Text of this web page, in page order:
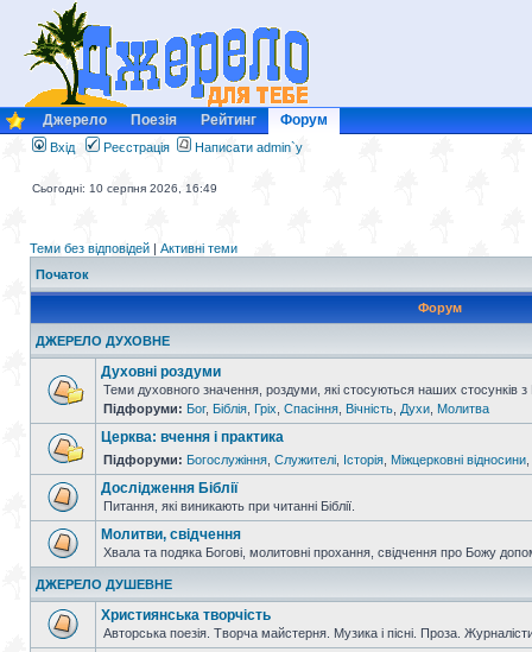
Джерело Поезія Рейтинг Форум
Вхід Реєстрація Написати admin`у
Сьогодні: 10 серпня 2026, 16:49
Теми без відповідей | Активні теми
Початок
Форум
ДЖЕРЕЛО ДУХОВНЕ
Духовні роздуми
Теми духовного значення, роздуми, які стосуються наших стосунків з
Підфоруми: Бог, Біблія Гріх Спасіння Вічність Духи Молитва
Церква: вчення і практика
Підфоруми: Богослужіння Служителі Історія Міжцерковні відносини
Дослідження Біблії
Питання, які виникають при читанні Біблії.
Молитви, свідчення
Хвала та подяка Богові, молитовні прохання, свідчення про Божу
ДЖЕРЕЛО ДУШЕВНЕ
Християнська творчість
Авторська поезія. Творча майстерня. Музика і пісні. Проза.